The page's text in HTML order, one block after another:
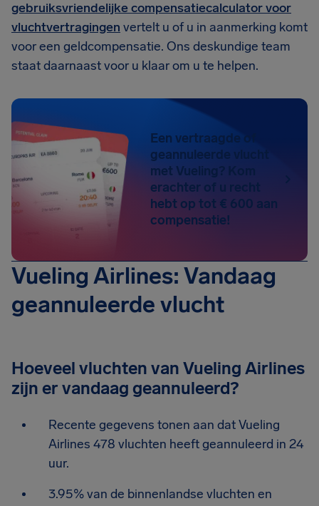
gebruiksvriendelijke compensatiecalculator voor
vluchtvertragingen vertelt u of u in aanmerking komt
voor een geldcompensatie. Ons deskundige team
staat daarnaast voor u klaar om u te helpen.
Een vertraagde of
geannuleerde vlucht
met Vueling? Kom
erachter of u recht
hebt op tot € 600 aan
compensatie!
Vueling Airlines: Vandaag
geannuleerde vlucht
Hoeveel vluchten van Vueling Airlines
zijn er vandaag geannuleerd?
Recente gegevens tonen aan dat Vueling
Airlines 478 vluchten heeft geannuleerd in 24
uur.
3.95% van de binnenlandse vluchten en